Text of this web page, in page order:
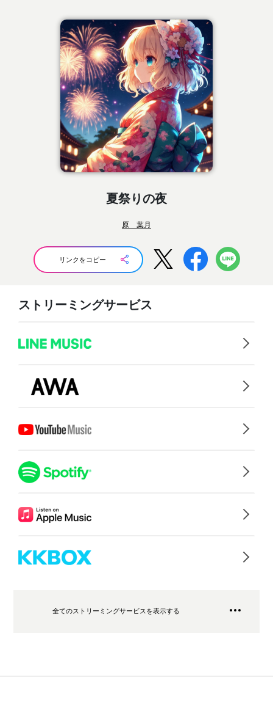
夏祭りの夜
原 葉月
リンクをコピー
ストリーミングサービス
全てのストリーミングサービスを表示する